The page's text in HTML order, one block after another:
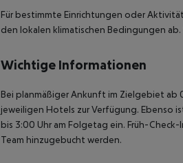
Für bestimmte Einrichtungen oder
den lokalen klimatischen Bedingungen ab.
Wichtige Informationen
Bei planmäßiger Ankunft im Zielgebiet
jeweiligen Hotels zur Verfügung. Ebenso
bis 3:00 Uhr am Folgetag ein. Früh-
Team hinzugebucht werden.